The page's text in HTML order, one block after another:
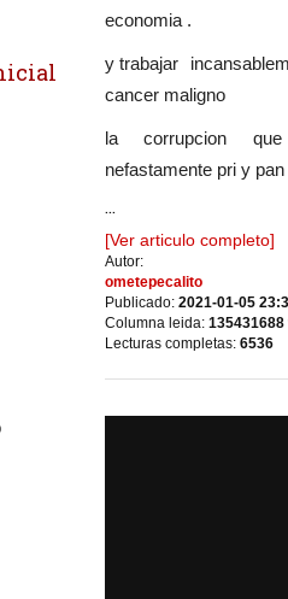
economia .
y trabajar
cancer maligno
la corrupcion
nefastamente pri y
...
[Ver articulo completo]
Autor:
ometepecalito
Publicado: 2021-01-05
Columna leida: 135431688
Lecturas completas: 6536